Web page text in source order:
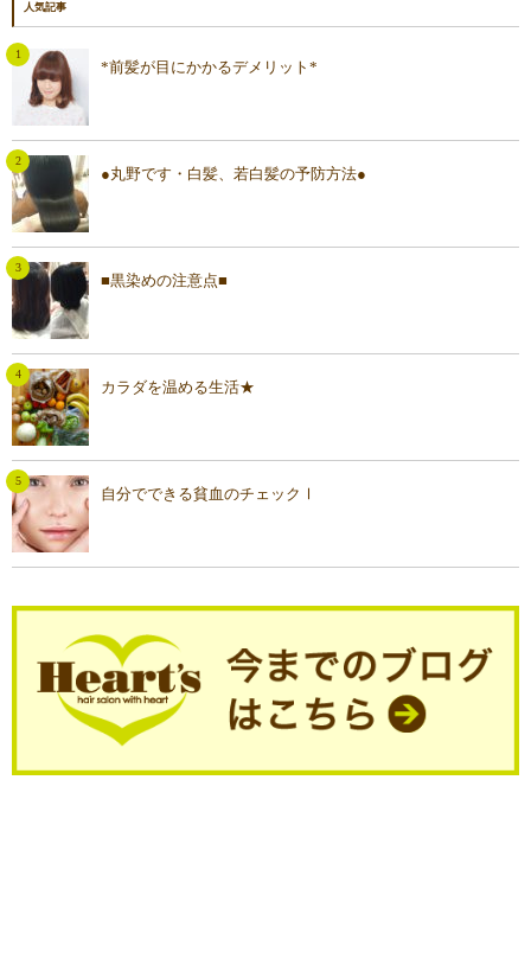
人気記事
*前髪が目にかかるデメリット*
●丸野です・白髪、若白髪の予防方法●
■黒染めの注意点■
カラダを温める生活★
自分でできる貧血のチェックⅠ